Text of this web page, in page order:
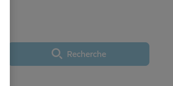
Utiliser ma positionRecherche